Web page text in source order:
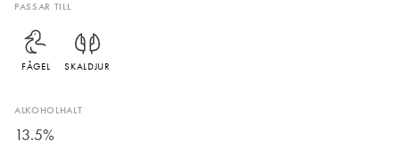
PASSAR TILL
FÅGEL SKALDJUR
ALKOHOLHALT
13.5%